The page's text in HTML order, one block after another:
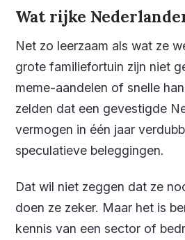
Wat rijke
Net zo leerzaam als wat ze
grote familiefortuin zijn niet
meme-aandelen of snelle
zelden dat een gevestigde
vermogen in één jaar
speculatieve beleggingen.
Dat wil niet zeggen dat ze
doen ze zeker. Maar het is
kennis van een sector of